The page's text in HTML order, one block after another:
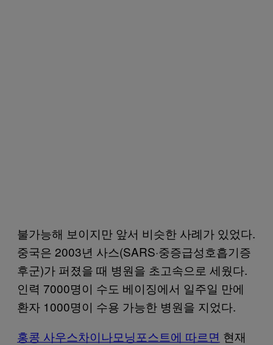
불가능해 보이지만 앞서 비슷한 사례가 있었다.
중국은 2003년 사스(SARS·중증급성호흡기증
후군)가 퍼졌을 때 병원을 초고속으로 세웠다.
인력 7000명이 수도 베이징에서 일주일 만에
환자 1000명이 수용 가능한 병원을 지었다.
홍콩 사우스차이나모닝포스트에 따르면 현재